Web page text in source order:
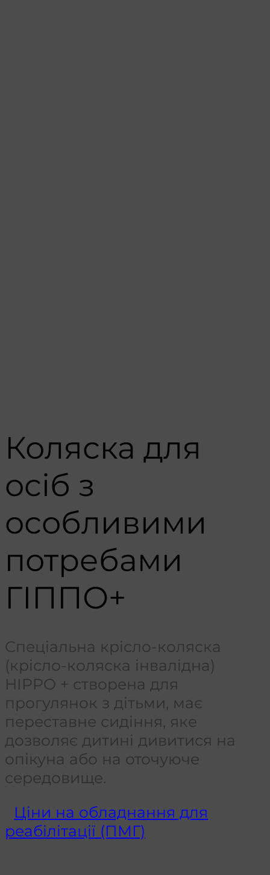
Коляска для
осіб з
особливими
потребами
ГІППО+
Спеціальна крісло-коляска
(крісло-коляска інвалідна)
HIPPO + створена для
прогулянок з дітьми, має
переставне сидіння, яке
дозволяє дитині дивитися на
опікуна або на оточуюче
середовище.
Ціни на обладнання для
реабілітації (ПМГ)